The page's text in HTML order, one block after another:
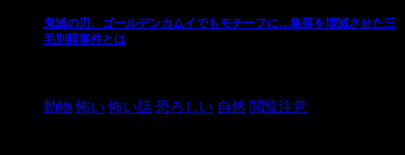
鬼滅の刃、ゴールデンカムイでもモチーフに…集落を壊滅させた三
毛別羆事件とは
動物 怖い 怖い話 恐ろしい 自然 閲覧注意